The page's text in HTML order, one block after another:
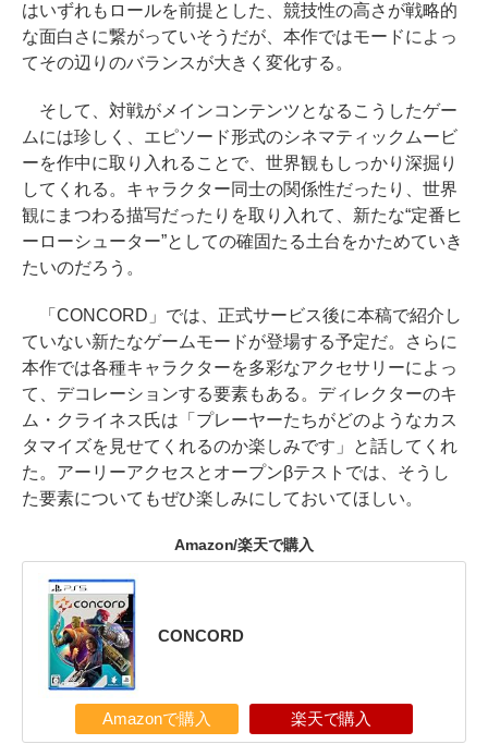
はいずれもロールを前提とした、競技性の高さが戦略的
な面白さに繋がっていそうだが、本作ではモードによっ
てその辺りのバランスが大きく変化する。
そして、対戦がメインコンテンツとなるこうしたゲー
ムには珍しく、エピソード形式のシネマティックムービ
ーを作中に取り入れることで、世界観もしっかり深掘り
してくれる。キャラクター同士の関係性だったり、世界
観にまつわる描写だったりを取り入れて、新たな“定番ヒ
ーローシューター”としての確固たる土台をかためていき
たいのだろう。
「CONCORD」では、正式サービス後に本稿で紹介し
ていない新たなゲームモードが登場する予定だ。さらに
本作では各種キャラクターを多彩なアクセサリーによっ
て、デコレーションする要素もある。ディレクターのキ
ム・クライネス氏は「プレーヤーたちがどのようなカス
タマイズを見せてくれるのか楽しみです」と話してくれ
た。アーリーアクセスとオープンβテストでは、そうし
た要素についてもぜひ楽しみにしておいてほしい。
Amazon/楽天で購入
CONCORD
Amazonで購入 楽天で購入